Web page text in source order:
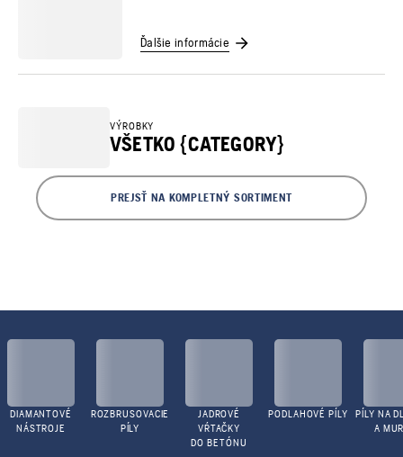
Ďalšie informácie
VÝROBKY
VŠETKO {CATEGORY}
PREJSŤ NA KOMPLETNÝ SORTIMENT
DIAMANTOVÉ
NÁSTROJE
ROZBRUSOVACIE
PÍLY
JADROVÉ
VŔTAČKY
DO BETÓNU
PODLAHOVÉ PÍLY
PÍLY NA
A